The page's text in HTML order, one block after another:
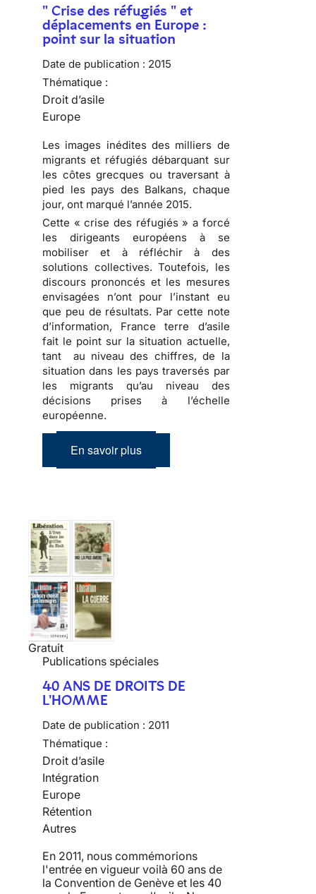
" Crise des réfugiés " et
déplacements en Europe :
point sur la situation
Date de publication : 2015
Thématique :
Droit d’asile
Europe
Les images inédites des milliers de
migrants et réfugiés débarquant sur
les côtes grecques ou traversant à
pied les pays des Balkans, chaque
jour, ont marqué l’année 2015.
Cette « crise des réfugiés » a forcé
les dirigeants européens à se
mobiliser et à réfléchir à des
solutions collectives. Toutefois, les
discours prononcés et les mesures
envisagées n’ont pour l’instant eu
que peu de résultats. Par cette note
d’information, France terre d’asile
fait le point sur la situation actuelle,
tant au niveau des chiffres, de la
situation dans les pays traversés par
les migrants qu’au niveau des
décisions prises à l’échelle
européenne.
En savoir plus
Gratuit
Publications spéciales
40 ANS DE DROITS DE
L'HOMME
Date de publication : 2011
Thématique :
Droit d’asile
Intégration
Europe
Rétention
Autres
En 2011, nous commémorions
l'entrée en vigueur voilà 60 ans de
la Convention de Genève et les 40